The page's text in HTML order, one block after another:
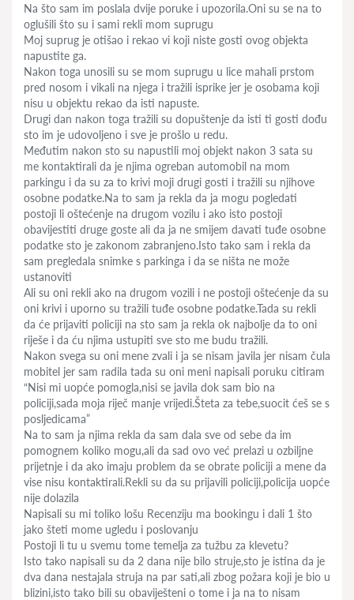
Na što sam im poslala dvije poruke i upozorila.Oni su se na to
oglušili što su i sami rekli mom suprugu
Moj suprug je otišao i rekao vi koji niste gosti ovog objekta
napustite ga.
Nakon toga unosili su se mom suprugu u lice mahali prstom
pred nosom i vikali na njega i tražili isprike jer je osobama koji
nisu u objektu rekao da isti napuste.
Drugi dan nakon toga tražili su dopuštenje da isti ti gosti dođu
sto im je udovoljeno i sve je prošlo u redu.
Međutim nakon sto su napustili moj objekt nakon 3 sata su
me kontaktirali da je njima ogreban automobil na mom
parkingu i da su za to krivi moji drugi gosti i tražili su njihove
osobne podatke.Na to sam ja rekla da ja mogu pogledati
postoji li oštećenje na drugom vozilu i ako isto postoji
obavijestiti druge goste ali da ja ne smijem davati tuđe osobne
podatke sto je zakonom zabranjeno.Isto tako sam i rekla da
sam pregledala snimke s parkinga i da se ništa ne može
ustanoviti
Ali su oni rekli ako na drugom vozili i ne postoji oštećenje da su
oni krivi i uporno su tražili tuđe osobne podatke.Tada su rekli
da će prijaviti policiji na sto sam ja rekla ok najbolje da to oni
riješe i da ću njima ustupiti sve sto me budu tražili.
Nakon svega su oni mene zvali i ja se nisam javila jer nisam čula
mobitel jer sam radila tada su oni meni napisali poruku citiram
“Nisi mi uopće pomogla,nisi se javila dok sam bio na
policiji,sada moja riječ manje vrijedi.Šteta za tebe,suocit ćeš se s
posljedicama”
Na to sam ja njima rekla da sam dala sve od sebe da im
pomognem koliko mogu,ali da sad ovo već prelazi u ozbiljne
prijetnje i da ako imaju problem da se obrate policiji a mene da
vise nisu kontaktirali.Rekli su da su prijavili policiji,policija uopće
nije dolazila
Napisali su mi toliko lošu Recenziju ma bookingu i dali 1 što
jako šteti mome ugledu i poslovanju
Postoji li tu u svemu tome temelja za tužbu za klevetu?
Isto tako napisali su da 2 dana nije bilo struje,sto je istina da je
dva dana nestajala struja na par sati,ali zbog požara koji je bio u
blizini,isto tako bili su obaviješteni o tome i ja na to nisam